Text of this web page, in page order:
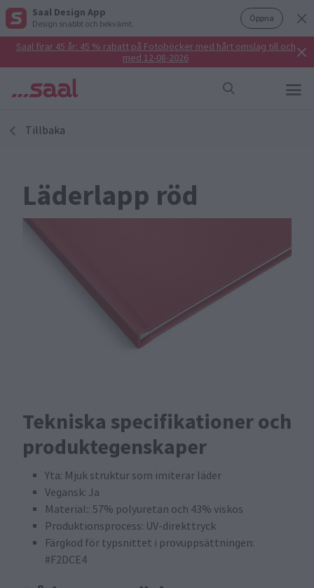
Saal Design App
Design snabbt och bekvämt. Öppna
Saal firar 45 år: 45 % rabatt på Fotoböcker med hårt omslag till och
med 12-08-2026
Tillbaka
Läderlapp röd
Tekniska specifikationer och
produktegenskaper
Yta: Mjuk struktur som imiterar läder
Vegansk: Ja
Material:: 57% polyuretan och 43% viskos
Produktionsprocess: UV-direkttryck
Färgkod för typsnittet i provuppsättningen:
#F2DCE4